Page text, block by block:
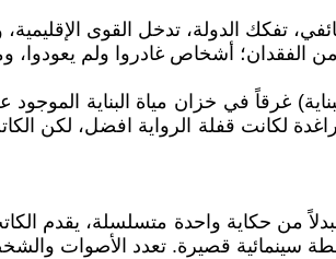
تفكك الدولة، تدخل القوى
من الفقدان؛ أشخاص غادروا ولم يعودوا،
غرقاً في خزان مياة البناية
لكانت قفلة الرواية افضل، لكن
من حكاية واحدة متسلسلة، يقدم
قصيرة. تعدد الأصوات